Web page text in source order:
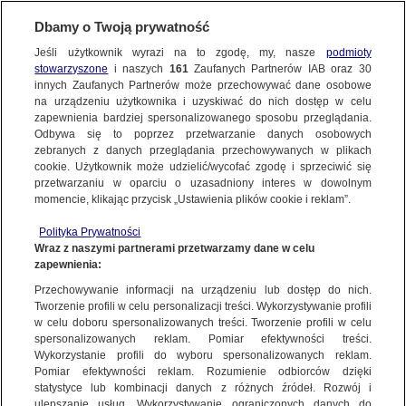
FAKTY | FAKTY PO POŁUDNIU
"Polityk nie powinien dyktować sądowi". Pijani kierowcy mają tracić
samochody, eksperci podzieleni
NAJNOWSZE
ZOBACZ FAKTY
FAKTY PO FAKTACH
FAKTY O ŚWIECIE
WIĘCEJ
KANAŁY
Dzień dobry!
Jedno konto do wszystkich usług
Dbamy o Twoją prywatność
Jeśli użytkownik wyrazi na to zgodę, my, nasze podmioty
stowarzyszone i naszych 161Zaufanych Partnerów IAB oraz 30
innych Zaufanych Partnerów może przechowywać dane osobowe
na urządzeniu użytkownika i uzyskiwać do nich dostęp w celu
zapewnienia bardziej spersonalizowanego sposobu przeglądania.
Odbywa się to poprzez przetwarzanie danych osobowych
zebranych z danych przeglądania przechowywanych w plikach
cookie. Użytkownik może udzielić/wycofać zgodę i sprzeciwić się
przetwarzaniu w oparciu o uzasadniony interes w dowolnym
momencie, klikając przycisk „Ustawienia plików cookie i reklam”.
Polityka Prywatności
Wraz z naszymi partnerami przetwarzamy dane w celu
zapewnienia:
Przechowywanie informacji na urządzeniu lub dostęp do nich.
Tworzenie profili w celu personalizacji treści. Wykorzystywanie profili
w celu doboru spersonalizowanych treści. Tworzenie profili w celu
spersonalizowanych reklam. Pomiar efektywności treści.
Wykorzystanie profili do wyboru spersonalizowanych reklam.
Pomiar efektywności reklam. Rozumienie odbiorców dzięki
statystyce lub kombinacji danych z różnych źródeł. Rozwój i